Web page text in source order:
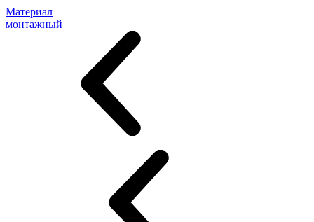
Материал
монтажный